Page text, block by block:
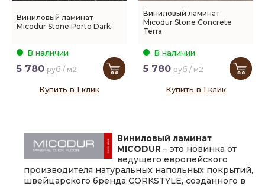
Виниловый ламинат
Micodur Stone Porto Dark
В наличии
5 780 руб / м2
Купить в 1 клик
Виниловый ламинат
Micodur Stone Concrete
Terra
В наличии
5 780 руб / м2
Купить в 1 клик
Виниловый ламинат
MICODUR – это новинка от
ведущего европейского
производителя натуральных напольных покрытий,
швейцарского бренда CORKSTYLE, созданного в